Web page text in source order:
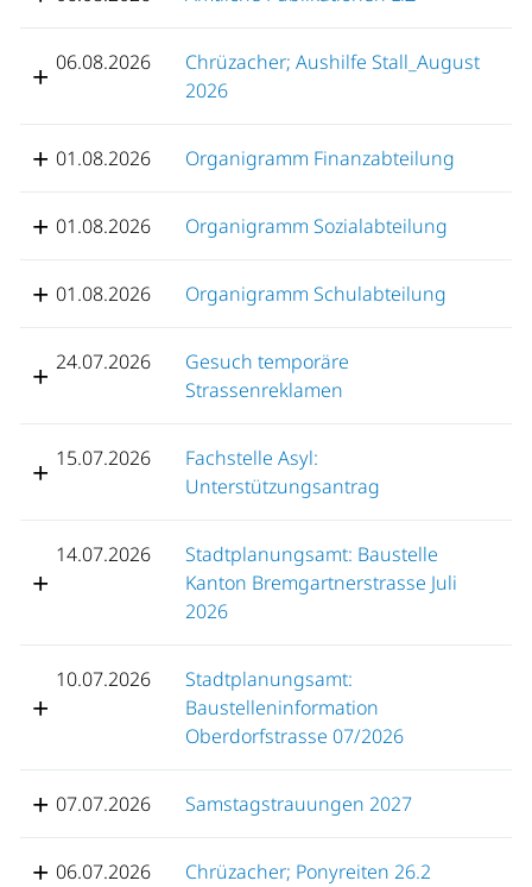
06.08.2026
Chrüzacher; Aushilfe Stall_August
2026
01.08.2026 Organigramm Finanzabteilung
01.08.2026 Organigramm Sozialabteilung
01.08.2026 Organigramm Schulabteilung
24.07.2026
Gesuch temporäre
Strassenreklamen
15.07.2026
Fachstelle Asyl:
Unterstützungsantrag
14.07.2026
Stadtplanungsamt: Baustelle
Kanton Bremgartnerstrasse Juli
2026
10.07.2026
Stadtplanungsamt:
Baustelleninformation
Oberdorfstrasse 07/2026
07.07.2026 Samstagstrauungen 2027
06.07.2026 Chrüzacher; Ponyreiten 26.2